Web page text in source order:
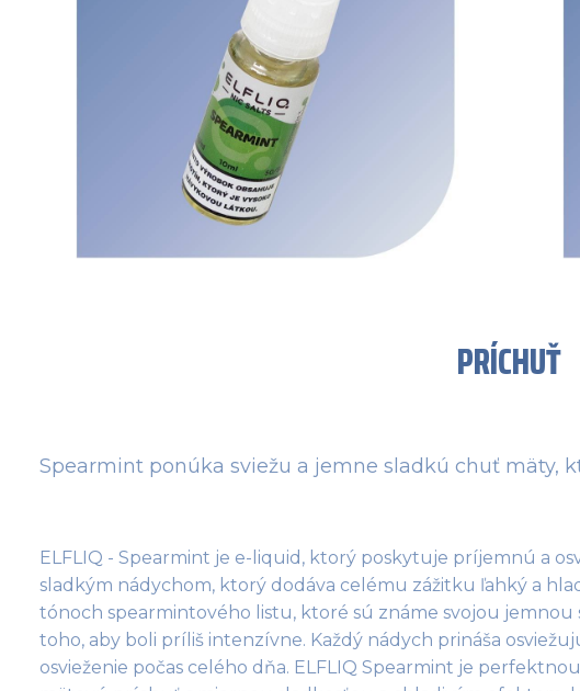
PRÍCHUŤ
Spearmint ponúka sviežu a jemne sladkú chuť mäty,
ELFLIQ - Spearmint je e-liquid, ktorý poskytuje príjemnú a
sladkým nádychom, ktorý dodáva celému zážitku ľahký a
tónoch spearmintového listu, ktoré sú známe svojou
toho, aby boli príliš intenzívne. Každý nádych prináša
osvieženie počas celého dňa. ELFLIQ Spearmint je